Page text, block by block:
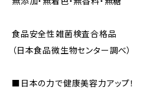
食品安全性雑菌検査合格品
（日本食品微生物センター調べ）
■日本の力で健康美容力アップ！